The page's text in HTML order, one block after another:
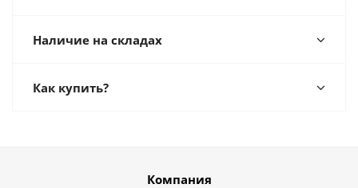
Наличие на складах
Как купить?
Компания